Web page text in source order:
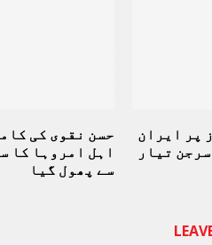
حسن نقوی کی
اہل امروہا کا
سے پھول گیا
پر ایران
تیار